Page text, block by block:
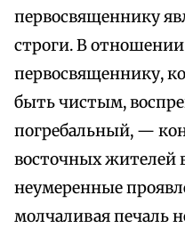
первосвященнику
строги. В отношении
первосвященнику,
быть чистым,
погребальный, —
восточных жителей
неумеренные
молчаливая печаль